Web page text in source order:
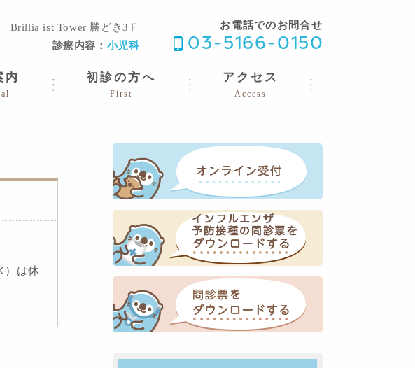
お電話でのお問合せ
03-5166-0150
Brillia ist Tower 勝どき3Ｆ
診療内容： 小児科
内 初診の方へ
First
アクセス
Access
）は休